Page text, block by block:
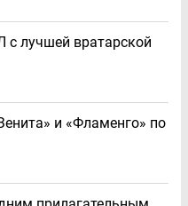
с лучшей вратарской
и «Фламенго» по